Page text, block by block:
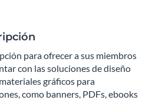
para ofrecer a sus miembros
con las soluciones de diseño
gráficos para
como banners, PDFs, ebooks